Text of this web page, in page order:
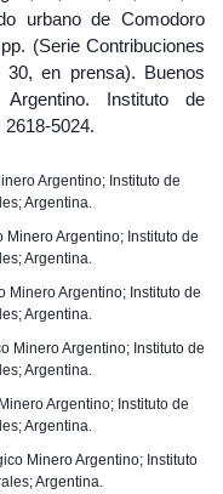
urbano de Comodoro
(Serie Contribuciones
30, en prensa). Buenos
Instituto de
5024.
Argentino; Instituto de
Argentina.
Argentino; Instituto de
Argentina.
Minero Argentino; Instituto de
Argentina.
Minero Argentino; Instituto de
Argentina.
Argentino; Instituto de
Argentina.
Minero Argentino; Instituto
Argentina.